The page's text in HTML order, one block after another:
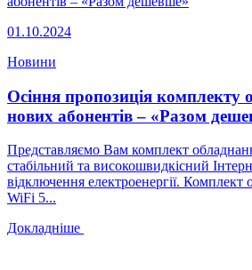
01.10.2024
Новини
Осіння пропозиція комплекту
нових абонентів – «Разом
Представляємо Вам комплект
стабільний та високошвидкісний
відключення електроенергії. Комплект
WiFi 5...
Докладніше